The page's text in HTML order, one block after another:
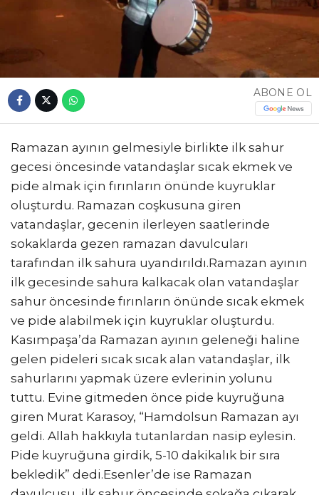
ABONE OL
Ramazan ayının gelmesiyle birlikte ilk sahur
gecesi öncesinde vatandaşlar sıcak ekmek ve
pide almak için fırınların önünde kuyruklar
oluşturdu. Ramazan coşkusuna giren
vatandaşlar, gecenin ilerleyen saatlerinde
sokaklarda gezen ramazan davulcuları
tarafından ilk sahura uyandırıldı.Ramazan ayının
ilk gecesinde sahura kalkacak olan vatandaşlar
sahur öncesinde fırınların önünde sıcak ekmek
ve pide alabilmek için kuyruklar oluşturdu.
Kasımpaşa’da Ramazan ayının geleneği haline
gelen pideleri sıcak sıcak alan vatandaşlar, ilk
sahurlarını yapmak üzere evlerinin yolunu
tuttu. Evine gitmeden önce pide kuyruğuna
giren Murat Karasoy, “Hamdolsun Ramazan ayı
geldi. Allah hakkıyla tutanlardan nasip eylesin.
Pide kuyruğuna girdik, 5-10 dakikalık bir sıra
bekledik” dedi.Esenler’de ise Ramazan